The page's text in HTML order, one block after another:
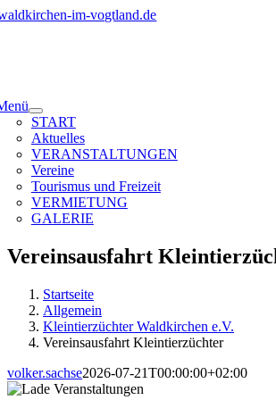
Zum
START
Aktuelles
VERANSTALTUNGEN
Vereine
Tourismus und Freizeit
VERMIETUNG
GALERIE
Vereinsausfahrt
Startseite
Allgemein
Kleintierzüchter Waldkirchen e.V.
Vereinsausfahrt Kleintierzüchter
volker.sachse2026-07-21T00:00:00+02:00